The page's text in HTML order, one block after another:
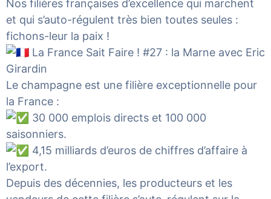
Nos filières françaises d’excellence qui marchent
et qui s’auto-régulent très bien toutes seules :
fichons-leur la paix !
La France Sait Faire ! #27 : la Marne avec Eric
Girardin
Le champagne est une filière exceptionnelle pour
la France :
30 000 emplois directs et 100 000
saisonniers.
4,15 milliards d’euros de chiffres d’affaire à
l’export.
Depuis des décennies, les producteurs et les